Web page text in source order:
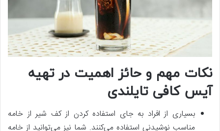
نکات مهم و حائز اهمیت در تهیه
آیس کافی تایلندی
بسیاری از افراد به جای استفاده کردن از کف شیر از خامه
مناسب نوشیدنی استفاده می‌کنند. شما نیز می‌توانید از خامه